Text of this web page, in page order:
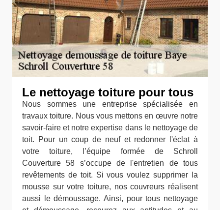
Le nettoyage toiture pour tous
Nous sommes une entreprise spécialisée en
travaux toiture. Nous vous mettons en œuvre notre
savoir-faire et notre expertise dans le nettoyage de
toit. Pour un coup de neuf et redonner l'éclat à
votre toiture, l’équipe formée de Schroll
Couverture 58 s’occupe de l'entretien de tous
revêtements de toit. Si vous voulez supprimer la
mousse sur votre toiture, nos couvreurs réalisent
aussi le démoussage. Ainsi, pour tous nettoyage